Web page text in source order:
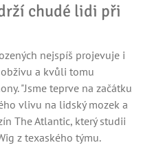
chudé lidi při
nejspíš projevuje i
a kvůli tomu
"Jsme teprve na začátku
vlivu na lidský mozek a
The Atlantic, který studii
z texaského týmu.